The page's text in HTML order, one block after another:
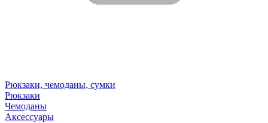
Рюкзаки, чемоданы, сумки
Рюкзаки
Чемоданы
Аксессуары